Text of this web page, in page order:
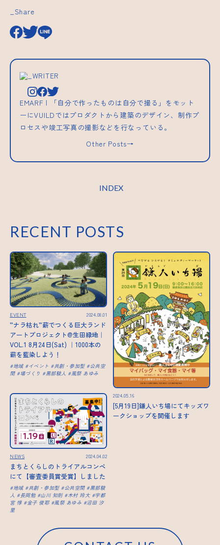
_Share
_WRITER
EMARF | 「自分で作ったものは自分で撮る」をモット
ーにVUILDではプロダクトから建築のデザイン、制作プ
ロセスや竣工写真の撮影などを行なっている。
Other Posts→
INDEX
RECENT POSTS
EVENT 2024.08.01
”ナラ枯れ”薪でつくる巨大ランド
アートプロジェクト@生田緑地｜
VOL.1 8月24日(Sat) ｜1000本の
薪を藍染しよう！
地域 イベント 共創・参加型
公共空
間
場づくり 黒部駿人 風祭 あゆみ
2024.05.16
[5月19日]鎌人いち場にてキッズワ
ークショップを開催します
NEWS 2024.04.02
まちとくらしのトライアルコンペ
にて【審査委員賞受賞】しました
地域 共創・参加型 公共空間
黒部駿
人
長岡勉 山川 知則 木村 玲大
宇都
宮 惇
金子 俊耶 風祭 あゆみ
沼田 汐
里